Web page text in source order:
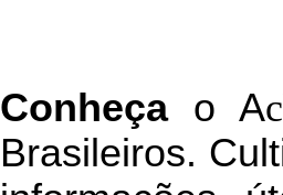
Conheçao A
Brasileiros.